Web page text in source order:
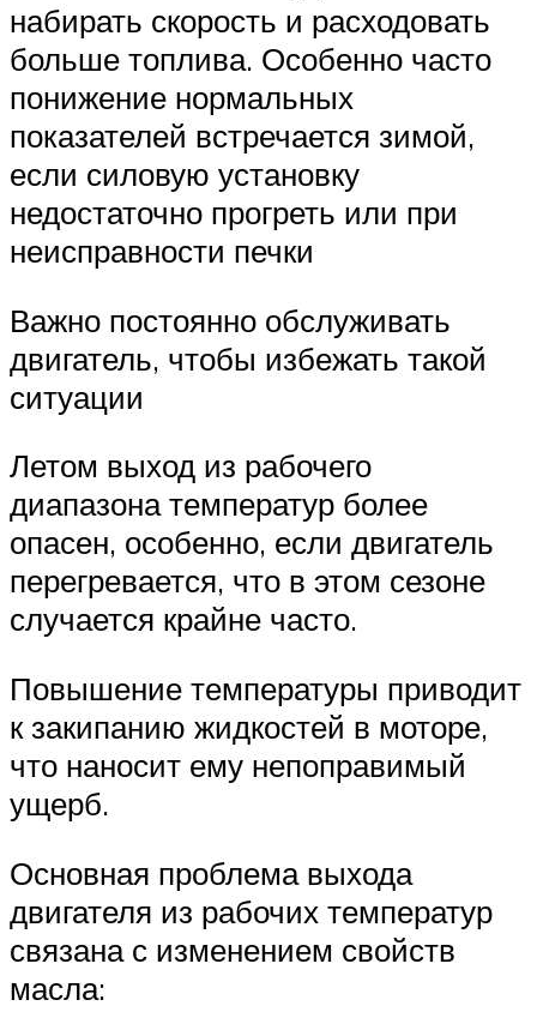
набирать скорость и расходовать
больше топлива. Особенно часто
понижение нормальных
показателей встречается зимой,
если силовую установку
недостаточно прогреть или при
неисправности печки
Важно постоянно обслуживать
двигатель, чтобы избежать такой
ситуации
Летом выход из рабочего
диапазона температур более
опасен, особенно, если двигатель
перегревается, что в этом сезоне
случается крайне часто.
Повышение температуры приводит
к закипанию жидкостей в моторе,
что наносит ему непоправимый
ущерб.
Основная проблема выхода
двигателя из рабочих температур
связана с изменением свойств
масла: